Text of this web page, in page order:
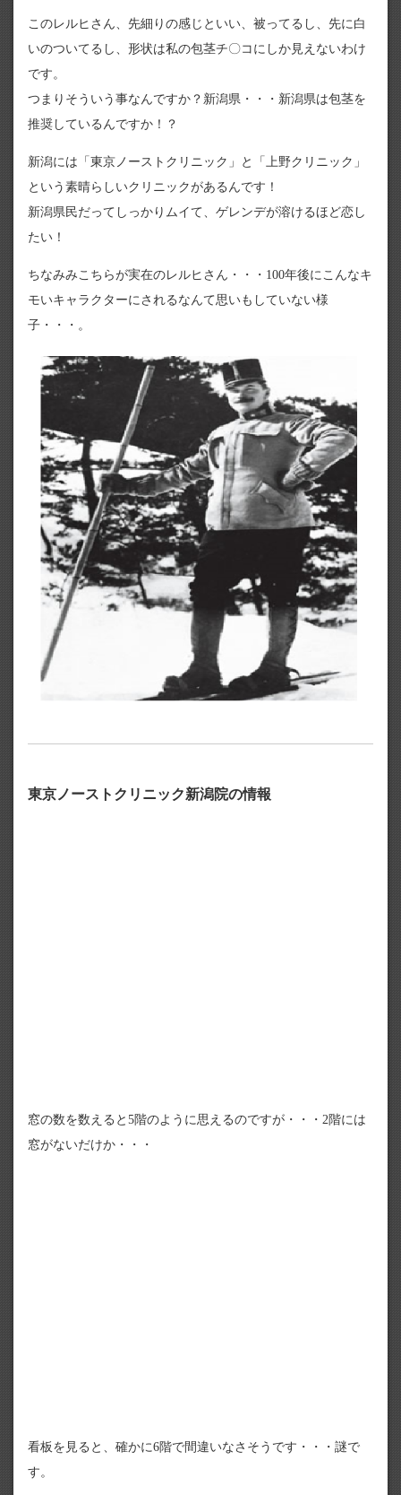
このレルヒさん、先細りの感じといい、被ってるし、先に白
いのついてるし、形状は私の包茎チ〇コにしか見えないわけ
です。
つまりそういう事なんですか？新潟県・・・新潟県は包茎を
推奨しているんですか！？
新潟には「東京ノーストクリニック」と「上野クリニック」
という素晴らしいクリニックがあるんです！
新潟県民だってしっかりムイて、ゲレンデが溶けるほど恋し
たい！
ちなみみこちらが実在のレルヒさん・・・100年後にこんなキ
モいキャラクターにされるなんて思いもしていない様
子・・・。
東京ノーストクリニック新潟院の情報
窓の数を数えると5階のように思えるのですが・・・2階には
窓がないだけか・・・
看板を見ると、確かに6階で間違いなさそうです・・・謎で
す。